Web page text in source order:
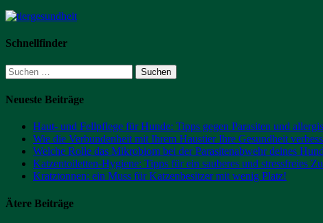
Schnellfinder
Suchen
nach:
Neueste Beiträge
Haut- und Fellpflege für Hunde: Tipps gegen Parasiten und
Wie die Verbundenheit mit Ihrem Haustier Ihre Gesundheit
Welche Rolle das Mikrobiom bei der Parasitenabwehr deines
Katzentoiletten-Hygiene: Tipps für ein sauberes und stressfreies
Kratztonnen: ein Muss für Katzenbesitzer mit wenig Platz!
Ätere Beiträge